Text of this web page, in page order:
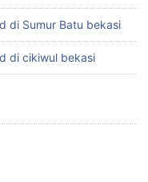
di Sumur Batu bekasi
di cikiwul bekasi